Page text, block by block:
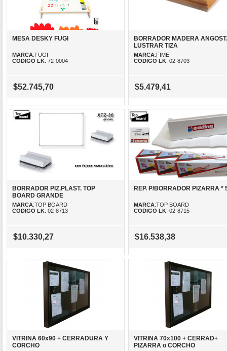
MESA DESKY FUGI
MARCA:FUGI
CODIGO LK: 72-0004
$52.745,70
BORRADOR MADERA
LUSTRAR TIZA
MARCA:FIME
CODIGO LK: 02-8703
$5.479,41
BORRADOR PIZ.PLAST. TOP
BOARD GRANDE
MARCA:TOP BOARD
CODIGO LK: 02-8713
$10.330,27
REP. P/BORRADOR PIZARRA *
MARCA:TOP BOARD
CODIGO LK: 02-8715
$16.538,38
VITRINA 60x90 + CERRADURA Y
CORCHO
VITRINA 70x100 + CERRAD+
PIZARRA o CORCHO